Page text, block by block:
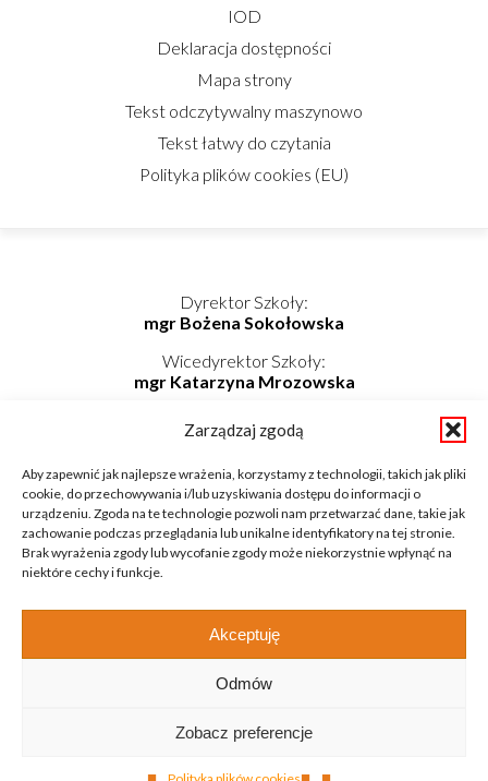
Zarządzaj zgodą
Aby zapewnić jak najlepsze wrażenia, korzystamy z technologii, takich jak pliki
cookie, do przechowywania i/lub uzyskiwania dostępu do informacji o
urządzeniu. Zgoda na te technologie pozwoli nam przetwarzać dane, takie jak
zachowanie podczas przeglądania lub unikalne identyfikatory na tej stronie.
Brak wyrażenia zgody lub wycofanie zgody może niekorzystnie wpłynąć na
niektóre cechy i funkcje.
Akceptuję
Odmów
Zobacz preferencje
IOD
Deklaracja dostępności
Mapa strony
Tekst odczytywalny maszynowo
Tekst łatwy do czytania
Polityka plików cookies (EU)
Dyrektor Szkoły:
mgr Bożena Sokołowska
Wicedyrektor Szkoły:
mgr Katarzyna Mrozowska
mgr Elwira Kołaczyńska-Bogdan
Telefon komórkowy: 798-819-687
E-mail: internat@zsnieckowo.com.pl